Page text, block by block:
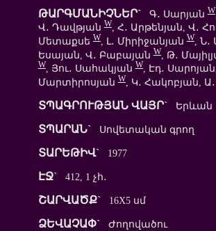
ԹԱՐԳՄԱՆԻՉՆԵՐ` Գ․ ՍարյանW
Վ․ ԴավթյանW, Հ․ Արթենյան, Վ․
ՄետաքսեW, Լ․ ՄիրիջանյանW, Ն․
Եսայան, Վ․ ԲաբայանW, Թ․
W, Յու․ ՍահակյանW, Էդ․
ՄարտիրոսյանW, Կ․ Հակոբյան,
ՏՊԱԳՐՈՒԹՅԱՆ ՎԱՅՐ` Երևան
ՏՊԱՐԱՆ` Սովետական գրող
ՏԱՐԵԹԻՎ` 1977
ԷՋ` 412, 1 չհ․
ՇԱՐՎԱԾՔ` 16X5 սմ
ՁԵՎԱՉԱՓ` Ժողովածու